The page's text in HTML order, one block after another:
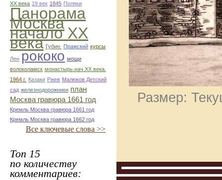
ХХ века 19 век 1845 Поляки
Панорама
Москва
начало ХХ
века Губин. Пражский курсы
Лен рококо мощи
волоколамск монастырь.нач.ХХ века.
1964 г. Казаки Ржев Малюков Детский
сад железнодорожники план
Москва гравюра 1661 год
Кремль Москва гравюра 1661 год
Кремль Москва гравюра 1662 год
Все ключевые слова >>
Топ 15
по количеству
комментариев:
Размер: